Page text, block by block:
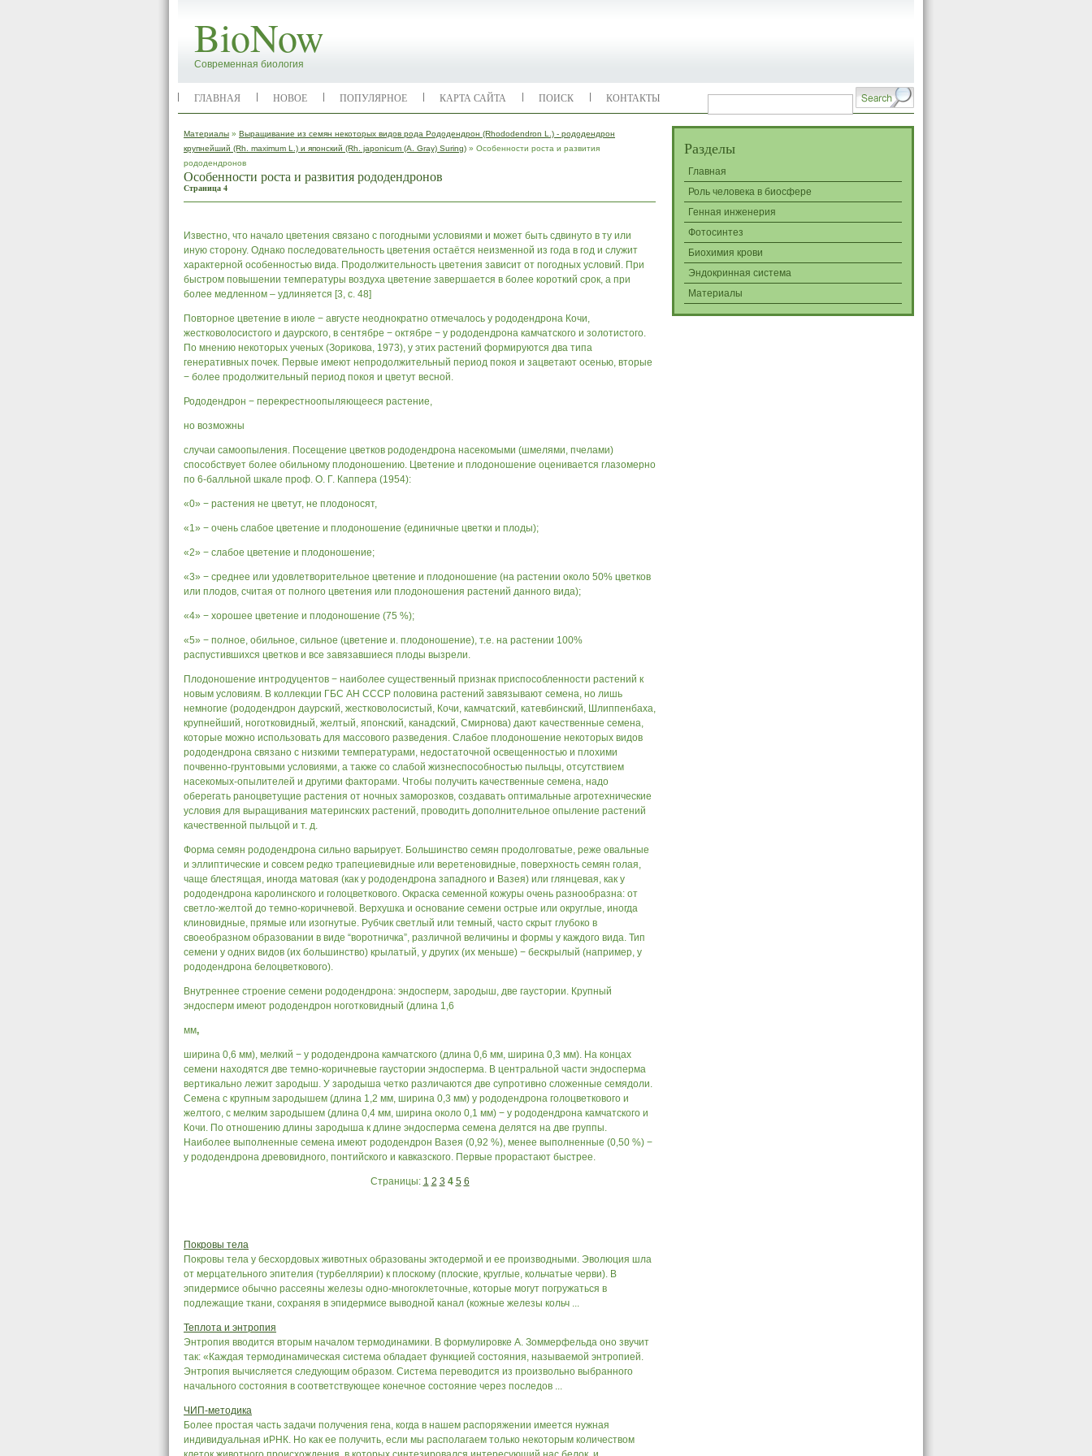
BioNow
Современная биология
ГЛАВНАЯ НОВОЕ ПОПУЛЯРНОЕ КАРТА САЙТА ПОИСК КОНТАКТЫ
Материалы » Выращивание из семян некоторых видов рода Рододендрон (Rhododendron L.) - рододендрон
крупнейший (Rh. maximum L.) и японский (Rh. japonicum (A. Gray) Suring) » Особенности роста и развития
рододендронов
Особенности роста и развития рододендронов
Страница 4
Известно, что начало цветения связано с погодными условиями и может быть сдвинуто в ту или
иную сторону. Однако последовательность цветения остаётся неизменной из года в год и служит
характерной особенностью вида. Продолжительность цветения зависит от погодных условий. При
быстром повышении температуры воздуха цветение завершается в более короткий срок, а при
более медленном – удлиняется [3, с. 48]
Повторное цветение в июле − августе неоднократно отмечалось у рододендрона Кочи,
жестковолосистого и даурского, в сентябре − октябре − у рододендрона камчатского и золотистого.
По мнению некоторых ученых (Зорикова, 1973), у этих растений формируются два типа
генеративных почек. Первые имеют непродолжительный период покоя и зацветают осенью, вторые
− более продолжительный период покоя и цветут весной.
Рододендрон − перекрестноопыляющееся растение,
но возможны
случаи самоопыления. Посещение цветков рододендрона насекомыми (шмелями, пчелами)
способствует более обильному плодоношению. Цветение и плодоношение оценивается глазомерно
по 6-балльной шкале проф. О. Г. Каппера (1954):
«0» − растения не цветут, не плодоносят,
«1» − очень слабое цветение и плодоношение (единичные цветки и плоды);
«2» − слабое цветение и плодоношение;
«3» − среднее или удовлетворительное цветение и плодоношение (на растении около 50% цветков
или плодов, считая от полного цветения или плодоношения растений данного вида);
«4» − хорошее цветение и плодоношение (75 %);
«5» − полное, обильное, сильное (цветение и. плодоношение), т.е. на растении 100%
распустившихся цветков и все завязавшиеся плоды вызрели.
Плодоношение интродуцентов − наиболее существенный признак приспособленности растений к
новым условиям. В коллекции ГБС АН СССР половина растений завязывают семена, но лишь
немногие (рододендрон даурский, жестковолосистый, Кочи, камчатский, катевбинский, Шлиппенбаха,
крупнейший, ноготковидный, желтый, японский, канадский, Смирнова) дают качественные семена,
которые можно использовать для массового разведения. Слабое плодоношение некоторых видов
рододендрона связано с низкими температурами, недостаточной освещенностью и плохими
почвенно-грунтовыми условиями, а также со слабой жизнеспособностью пыльцы, отсутствием
насекомых-опылителей и другими факторами. Чтобы получить качественные семена, надо
оберегать раноцветущие растения от ночных заморозков, создавать оптимальные агротехнические
условия для выращивания материнских растений, проводить дополнительное опыление растений
качественной пыльцой и т. д.
Форма семян рододендрона сильно варьирует. Большинство семян продолговатые, реже овальные
и эллиптические и совсем редко трапециевидные или веретеновидные, поверхность семян голая,
чаще блестящая, иногда матовая (как у рододендрона западного и Вазея) или глянцевая, как у
рододендрона каролинского и голоцветкового. Окраска семенной кожуры очень разнообразна: от
светло-желтой до темно-коричневой. Верхушка и основание семени острые или округлые, иногда
клиновидные, прямые или изогнутые. Рубчик светлый или темный, часто скрыт глубоко в
своеобразном образовании в виде “воротничка”, различной величины и формы у каждого вида. Тип
семени у одних видов (их большинство) крылатый, у других (их меньше) − бескрылый (например, у
рододендрона белоцветкового).
Внутреннее строение семени рододендрона: эндосперм, зародыш, две гаустории. Крупный
эндосперм имеют рододендрон ноготковидный (длина 1,6
мм,
ширина 0,6 мм), мелкий − у рододендрона камчатского (длина 0,6 мм, ширина 0,3 мм). На концах
семени находятся две темно-коричневые гаустории эндосперма. В центральной части эндосперма
вертикально лежит зародыш. У зародыша четко различаются две супротивно сложенные семядоли.
Семена с крупным зародышем (длина 1,2 мм, ширина 0,3 мм) у рододендрона голоцветкового и
желтого, с мелким зародышем (длина 0,4 мм, ширина около 0,1 мм) − у рододендрона камчатского и
Кочи. По отношению длины зародыша к длине эндосперма семена делятся на две группы.
Наиболее выполненные семена имеют рододендрон Вазея (0,92 %), менее выполненные (0,50 %) −
у рододендрона древовидного, понтийского и кавказского. Первые прорастают быстрее.
Страницы: 1 2 3 4 5 6
Покровы тела
Покровы тела у бесхордовых животных образованы эктодермой и ее производными. Эволюция шла
от мерцательного эпителия (турбеллярии) к плоскому (плоские, круглые, кольчатые черви). В
эпидермисе обычно рассеяны железы одно-многоклеточные, которые могут погружаться в
подлежащие ткани, сохраняя в эпидермисе выводной канал (кожные железы кольч ...
Теплота и энтропия
Энтропия вводится вторым началом термодинамики. В формулировке А. Зоммерфельда оно звучит
так: «Каждая термодинамическая система обладает функцией состояния, называемой энтропией.
Энтропия вычисляется следующим образом. Система переводится из произвольно выбранного
начального состояния в соответствующее конечное состояние через последов ...
ЧИП-методика
Более простая часть задачи получения гена, когда в нашем распоряжении имеется нужная
индивидуальная иРНК. Но как ее получить, если мы располагаем только некоторым количеством
Разделы
Главная
Роль человека в биосфере
Генная инженерия
Фотосинтез
Биохимия крови
Эндокринная система
Материалы